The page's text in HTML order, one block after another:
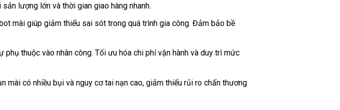
lượng lớn và thời gian giao hàng nhanh.
mài giúp giảm thiểu sai sót trong quá trình gia công. Đảm bảo bề
thuộc vào nhân công. Tối ưu hóa chi phí vận hành và duy trì mức
có nhiều bụi và nguy cơ tai nạn cao, giảm thiểu rủi ro chấn thương